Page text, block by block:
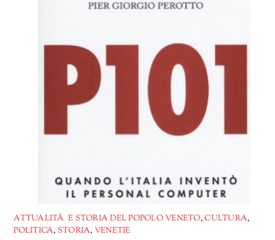
ATTUALITÀ E STORIA DEL POPOLO VENETO,CULTURA,
POLITICA, STORIA, VENETIE